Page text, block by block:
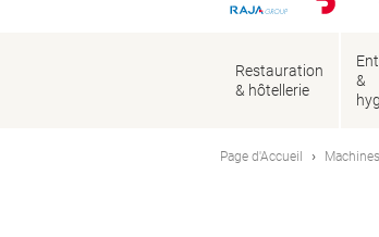
Restauration
& hôtellerie
&
Page d'Accueil